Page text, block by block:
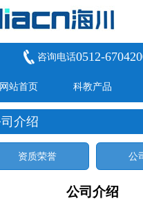
咨询电话0512-
网站首页 科教产品
介绍
资质荣誉 公
公司介绍